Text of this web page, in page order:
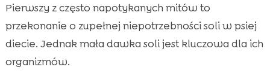
Pierwszy z często napotykanych mitów to
przekonanie o zupełnej niepotrzebności soli w psiej
diecie. Jednak mała dawka soli jest kluczowa dla ich
organizmów.